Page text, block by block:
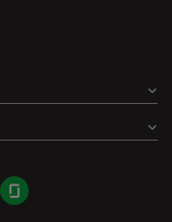
Glassdoor